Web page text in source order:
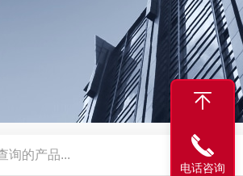
AM6108B新风控制器 Gasboard-
电话咨询